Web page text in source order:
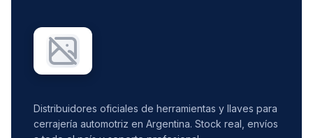
Distribuidores oficiales de herramientas y llaves para
cerrajería automotriz en Argentina. Stock real, envíos